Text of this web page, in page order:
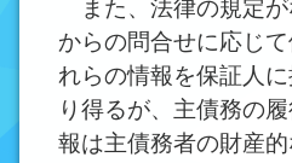
また、法律の規定が
からの問合せに応じ
れらの情報を保証人
り得るが、主債務の
報は主債務者の財産